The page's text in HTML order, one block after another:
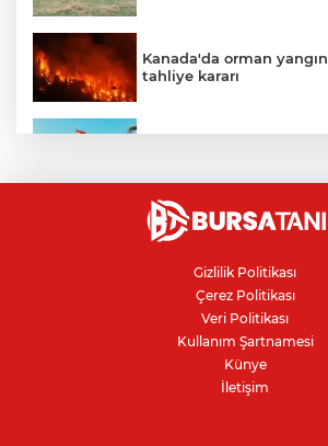
Kanada'da orman
tahliye kararı
Karacabey
Bursaspor'un gençlerine
Kanser teşhisinde doğru
hayat kurtarıyor
Bursa'da parkta sıra
Gizlilik Politikası
Çerez Politikası
Veri Politikası
Kullanım Şartnamesi
Künye
İletişim